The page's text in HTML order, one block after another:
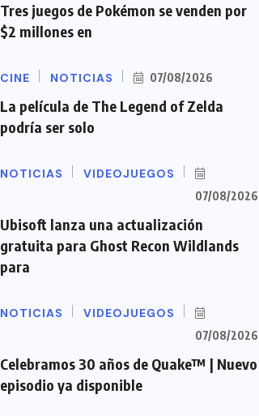
Tres juegos de Pokémon se venden por
$2 millones en
CINE NOTICIAS 07/08/2026
La película de The Legend of Zelda
podría ser solo
NOTICIAS VIDEOJUEGOS
07/08/2026
Ubisoft lanza una actualización
gratuita para Ghost Recon Wildlands
para
NOTICIAS VIDEOJUEGOS
07/08/2026
Celebramos 30 años de Quake™ | Nuevo
episodio ya disponible